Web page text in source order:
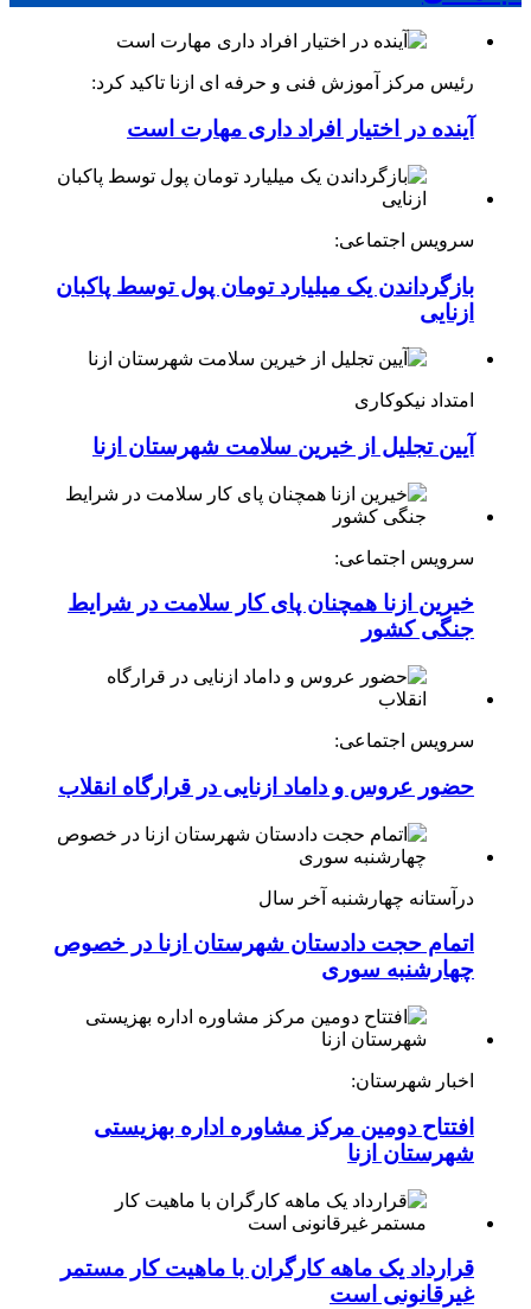
رئیس مرکز آموزش فنی و حرفه ای ازنا تاکید کرد:
آینده در اختیار افراد داری مهارت است
سرویس اجتماعی:
بازگرداندن یک میلیارد تومان پول توسط پاکبان
ازنایی
امتداد نیکوکاری
آیین تجلیل از خیرین سلامت شهرستان ازنا
سرویس اجتماعی:
خیرین ازنا همچنان پای کار سلامت در شرایط
جنگی کشور
سرویس اجتماعی:
حضور عروس و داماد ازنایی در قرارگاه انقلاب
درآستانه چهارشنبه آخر سال
اتمام حجت دادستان شهرستان ازنا در خصوص
چهارشنبه ‌سوری
اخبار شهرستان:
افتتاح دومین مرکز مشاوره اداره بهزیستی
شهرستان ازنا
قرارداد یک ماهه کارگران با ماهیت کار مستمر
غیرقانونی است